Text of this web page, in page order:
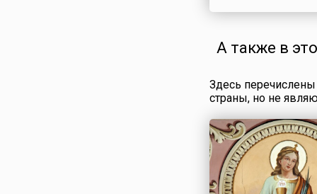
А также в
Здесь
страны, но не